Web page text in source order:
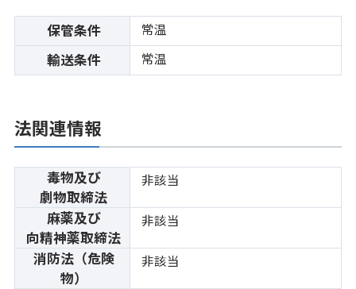
保管条件 常温
輸送条件 常温
法関連情報
毒物及び
劇物取締法
非該当
麻薬及び
向精神薬取締法
非該当
消防法（危険
物）
非該当